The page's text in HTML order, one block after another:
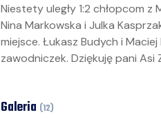
Niestety uległy 1:2 chłopcom z
Nina Markowska i Julka
miejsce. Łukasz Budych i
zawodniczek. Dziękuję pani
Galeria (12)